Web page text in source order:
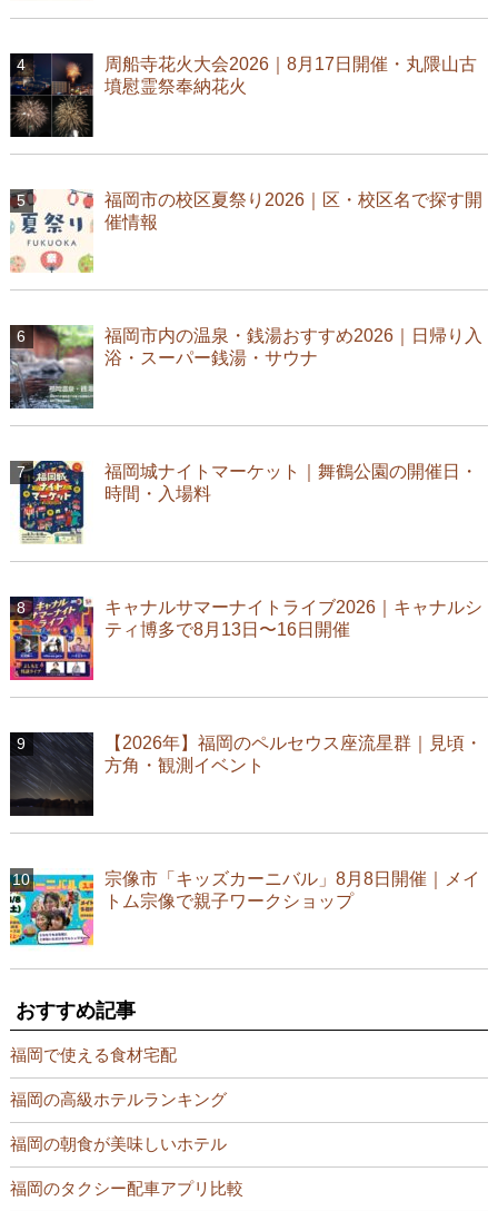
周船寺花火大会2026｜8月17日開催・丸隈山古
墳慰霊祭奉納花火
福岡市の校区夏祭り2026｜区・校区名で探す開
催情報
福岡市内の温泉・銭湯おすすめ2026｜日帰り入
浴・スーパー銭湯・サウナ
福岡城ナイトマーケット｜舞鶴公園の開催日・
時間・入場料
キャナルサマーナイトライブ2026｜キャナルシ
ティ博多で8月13日〜16日開催
【2026年】福岡のペルセウス座流星群｜見頃・
方角・観測イベント
宗像市「キッズカーニバル」8月8日開催｜メイ
トム宗像で親子ワークショップ
おすすめ記事
福岡で使える食材宅配
福岡の高級ホテルランキング
福岡の朝食が美味しいホテル
福岡のタクシー配車アプリ比較